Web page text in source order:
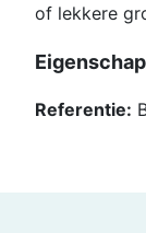
of lekkere
Referentie: